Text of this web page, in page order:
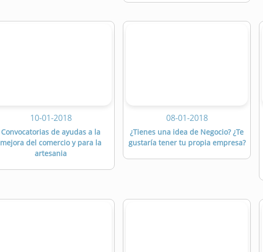
10-01-2018
Convocatorias de ayudas a la
mejora del comercio y para la
artesania
08-01-2018
¿Tienes una idea de Negocio? ¿Te
gustaría tener tu propia empresa?